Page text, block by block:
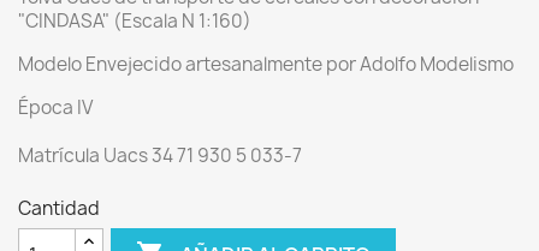
"CINDASA" (Escala N 1:160)
Modelo Envejecido artesanalmente por Adolfo Modelismo
Época IV
Matrícula Uacs 34 71 930 5 033-7
Cantidad